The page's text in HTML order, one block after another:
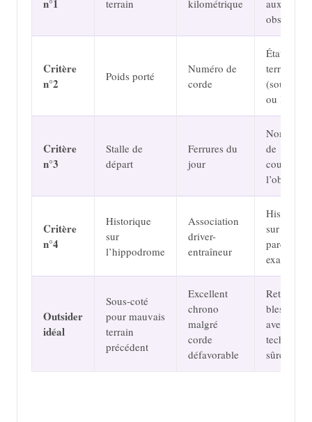
n°1
terrain
kilométrique
aux
obstacles
Critère
n°2
Poids porté
Numéro de
corde
État du
terrain
(souple
ou lourd)
Critère
n°3
Stalle de
départ
Ferrures du
jour
Nombre
de
courses à
l’obstacle
Critère
n°4
Historique
sur
l’hippodrome
Association
driver-
entraîneur
Historique
sur le
parcours
exact
Outsider
idéal
Sous-coté
pour mauvais
terrain
précédent
Excellent
chrono
malgré
corde
défavorable
Retour de
blessure
avec
technique
sûre